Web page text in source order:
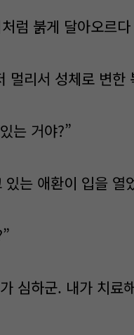
럼 붉게 달아오르
멀리서 성체로 변한
는 거야?”
있는 애환이 입을 열
심하군. 내가 치료